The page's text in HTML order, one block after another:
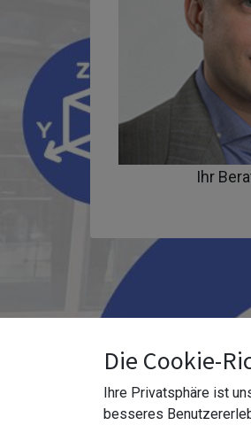
Ihr
Die Cookie-
Ihre Privatsphäre ist
besseres